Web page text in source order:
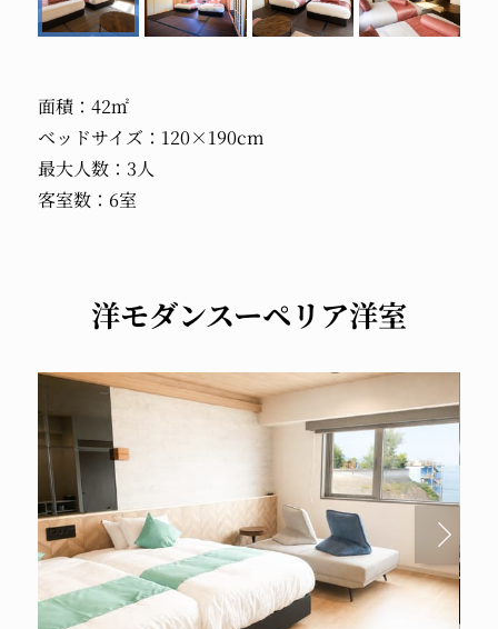
面積：42㎡
ベッドサイズ：120×190cm
最大人数：3人
客室数：6室
洋モダンスーペリア洋室